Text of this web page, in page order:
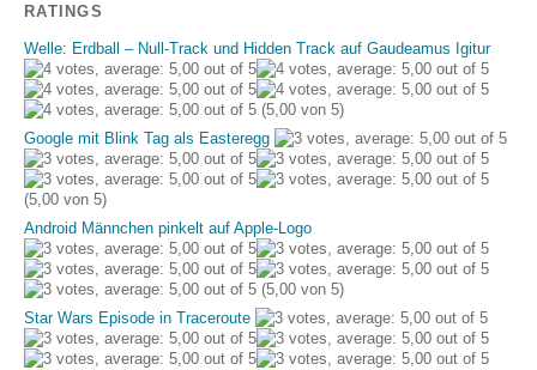
RATINGS
Welle: Erdball – Null-Track und Hidden Track auf Gaudeamus Igitur
(5,00 von 5)
Google mit Blink Tag als Easteregg
(5,00 von 5)
Android Männchen pinkelt auf Apple-Logo
(5,00 von 5)
Star Wars Episode in Traceroute